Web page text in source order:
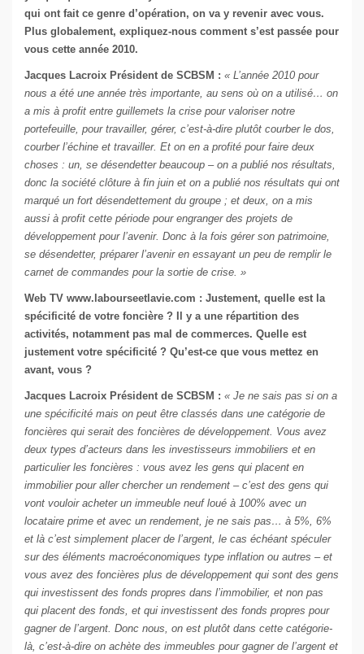
qui ont fait ce genre d’opération, on va y revenir avec vous.
Plus globalement, expliquez-nous comment s’est passée pour
vous cette année 2010.
Jacques Lacroix Président de SCBSM : « L’année 2010 pour
nous a été une année très importante, au sens où on a utilisé… on
a mis à profit entre guillemets la crise pour valoriser notre
portefeuille, pour travailler, gérer, c’est-à-dire plutôt courber le dos,
courber l’échine et travailler. Et on en a profité pour faire deux
choses : un, se désendetter beaucoup – on a publié nos résultats,
donc la société clôture à fin juin et on a publié nos résultats qui ont
marqué un fort désendettement du groupe ; et deux, on a mis
aussi à profit cette période pour engranger des projets de
développement pour l’avenir. Donc à la fois gérer son patrimoine,
se désendetter, préparer l’avenir en essayant un peu de remplir le
carnet de commandes pour la sortie de crise. »
Web TV www.labourseetlavie.com : Justement, quelle est la
spécificité de votre foncière ? Il y a une répartition des
activités, notamment pas mal de commerces. Quelle est
justement votre spécificité ? Qu’est-ce que vous mettez en
avant, vous ?
Jacques Lacroix Président de SCBSM : « Je ne sais pas si on a
une spécificité mais on peut être classés dans une catégorie de
foncières qui serait des foncières de développement. Vous avez
deux types d’acteurs dans les investisseurs immobiliers et en
particulier les foncières : vous avez les gens qui placent en
immobilier pour aller chercher un rendement – c’est des gens qui
vont vouloir acheter un immeuble neuf loué à 100% avec un
locataire prime et avec un rendement, je ne sais pas… à 5%, 6%
et là c’est simplement placer de l’argent, le cas échéant spéculer
sur des éléments macroéconomiques type inflation ou autres – et
vous avez des foncières plus de développement qui sont des gens
qui investissent des fonds propres dans l’immobilier, et non pas
qui placent des fonds, et qui investissent des fonds propres pour
gagner de l’argent. Donc nous, on est plutôt dans cette catégorie-
là, c’est-à-dire on achète des immeubles pour gagner de l’argent et